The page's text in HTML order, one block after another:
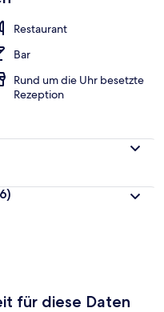
Restaurant
Bar
Rund um die Uhr besetzte
Rezeption
für diese Daten